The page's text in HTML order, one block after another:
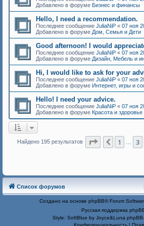
Добавлено в форуме Бизнес и финансы
Hello, I need a recommendation.
Последнее сообщение JuliaNiP « 07 ноя
Добавлено в форуме Дом, Семья и Дети
Good afternoon! I would
Последнее сообщение JuliaNiP « 07 ноя
Добавлено в форуме Дизайн, Мебель и
Hi, I would like to ask for your
Последнее сообщение JuliaNiP « 07 ноя
Добавлено в форуме Интернет, игры и
Hello! I need your advice.
Последнее сообщение JuliaNiP « 07 ноя
Добавлено в форуме Красота и здоровье
Найдено 195 результатов Страница из
Пред.
1 3
Список форумов
Создано на основе phpBB® Forum
Русская поддержка
Style: SoftBlue by Joyce&Luna
Конфиденциальность|